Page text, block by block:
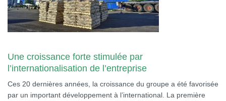
Une croissance forte stimulée par
l’internationalisation de l’entreprise
Ces 20 dernières années, la croissance du groupe a été favorisée
par un important développement à l’international. La première